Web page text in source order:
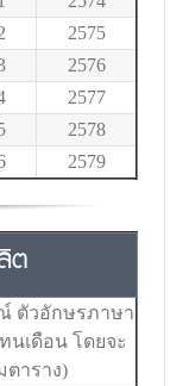
2575
2576
2577
2578
2579
ต
ตัวอักษรภาษา
นเดือน โดยจะ
ตาราง)